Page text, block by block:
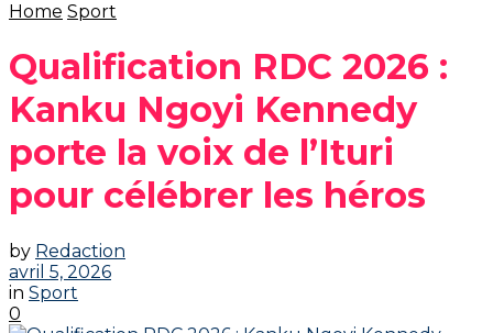
Home Sport
Qualification RDC 2026 :
Kanku Ngoyi Kennedy
porte la voix de l’Ituri
pour célébrer les héros
by Redaction
avril 5, 2026
in Sport
0